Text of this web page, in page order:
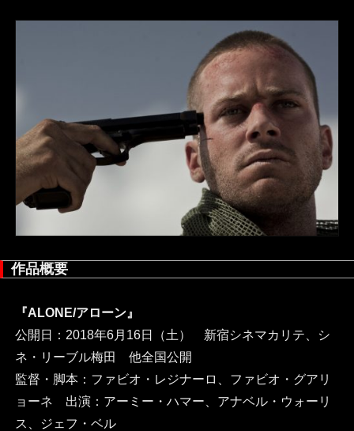
作品概要
『ALONE/アローン』
公開日：2018年6月16日（土） 新宿シネマカリテ、シ
ネ・リーブル梅田 他全国公開
監督・脚本：ファビオ・レジナーロ、ファビオ・グアリ
ョーネ 出演：アーミー・ハマー、アナベル・ウォーリ
ス、ジェフ・ベル